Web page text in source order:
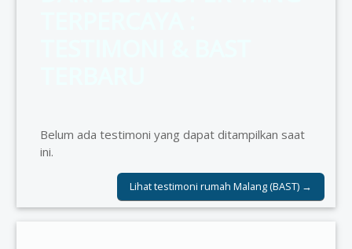
Belum ada testimoni yang dapat ditampilkan saat
ini.
Lihat testimoni rumah Malang (BAST) →